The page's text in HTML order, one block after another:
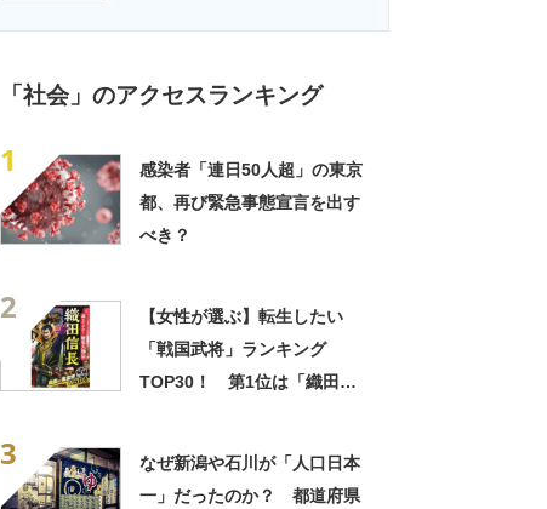
「社会」のアクセスランキング
1
感染者「連日50人超」の東京
都、再び緊急事態宣言を出す
べき？
2
【女性が選ぶ】転生したい
「戦国武将」ランキング
TOP30！ 第1位は「織田信
3
なぜ新潟や石川が「人口日本
一」だったのか？ 都道府県